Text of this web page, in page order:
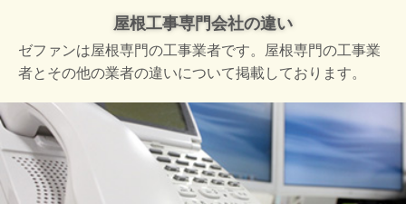
屋根工事専門会社の違い
ゼファンは屋根専門の工事業者です。屋根専門の工事業
者とその他の業者の違いについて掲載しております。